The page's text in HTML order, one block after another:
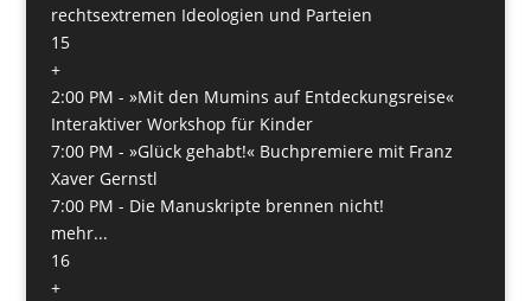
rechtsextremen Ideologien und Parteien
15
+
2:00 PM - »Mit den Mumins auf Entdeckungsreise«
Interaktiver Workshop für Kinder
7:00 PM - »Glück gehabt!« Buchpremiere mit Franz
Xaver Gernstl
7:00 PM - Die Manuskripte brennen nicht!
mehr...
16
+